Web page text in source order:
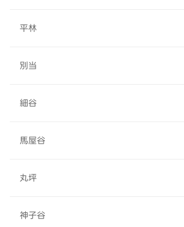
平林
別当
細谷
馬屋谷
丸坪
神子谷